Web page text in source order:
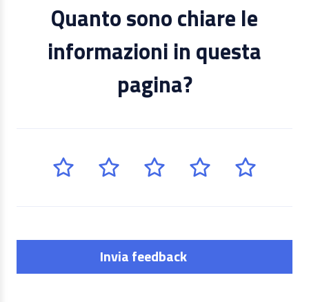
Quanto sono chiare le
informazioni in questa
pagina?
Invia feedback